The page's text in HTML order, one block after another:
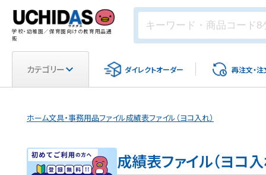
学校・幼稚園／保育園向けの教育用品通
販
カテゴリー ダイレクトオーダー 再注文・注
ホーム文具・事務用品ファイル成績表ファイル（ヨコ入れ）
成績表ファイル（ヨコ入